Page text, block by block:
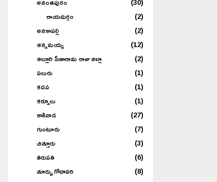
రాయదుర్గం
(2)
అనకాపల్లి
(2)
ఆన్నమయ్య
(12)
ఆల్లూరి సీతారామ రాజు జిల్లా
(2)
ఏలురు
(1)
కడప
(1)
కర్నూలు
(1)
కాకినాడ
(27)
గుంటూరు
(7)
చిత్తూరు
(3)
తిరుపతి
(6)
తూర్పు గోదావరి
(8)